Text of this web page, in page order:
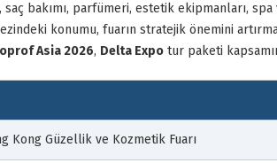
bakımı, parfümeri, estetik ekipmanları,
konumu, fuarın stratejik önemini
Asia 2026, Delta Expo tur paketi
Kong Güzellik ve Kozmetik Fuarı